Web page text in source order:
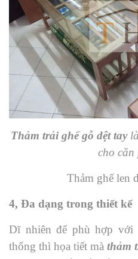
Thảm trải ghế gỗ dệt tay
cho căn
Thảm ghế len
4, Đa dạng trong thiết kế
Dĩ nhiên để phù hợp với
thống thì họa tiết mà thảm